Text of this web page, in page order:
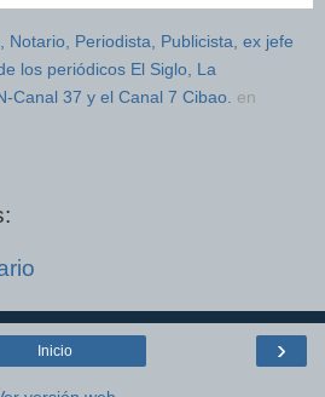
Notario, Periodista, Publicista, ex jefe
los periódicos El Siglo, La
Canal 37 y el Canal 7 Cibao. en
›
Inicio